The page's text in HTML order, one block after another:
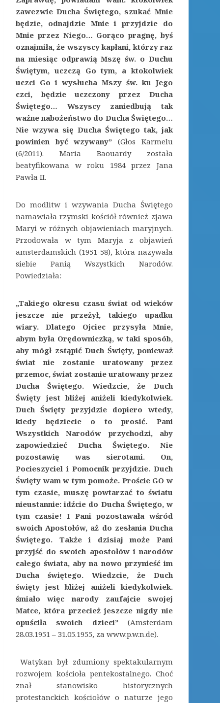
zawezwie Ducha Świętego, szukać Mnie
będzie, odnajdzie Mnie i przyjdzie do
Mnie przez Niego… Gorąco pragnę, byś
oznajmiła, że wszyscy kapłani, którzy raz
na miesiąc odprawią Mszę św. o Duchu
Świętym, uczczą Go tym, a ktokolwiek
uczci Go i wysłucha Mszy św. ku Jego
czci, będzie uczczony przez Ducha
Świętego… Wszyscy zaniedbują tak
ważne nabożeństwo do Ducha Świętego…
Nie wzywa się Ducha Świętego tak, jak
powinien być wzywany”(Głos Karmelu
(6/2011). Maria Baouardy została
beatyfikowana w roku 1984 przez Jana
Pawła II.
Do modlitw i wzywania Ducha Świętego
namawiała rzymski kościół również zjawa
Maryi w różnych objawieniach maryjnych.
Przodowała w tym Maryja z objawień
amsterdamskich (1951-58), która nazywała
siebie Panią Wszystkich Narodów.
Powiedziała:
„Takiego okresu czasu świat od wieków
jeszcze nie przeżył, takiego upadku
wiary. Dlatego Ojciec przysyła Mnie,
abym była Orędowniczką, w taki sposób,
aby mógł zstąpić Duch Święty, ponieważ
świat nie zostanie uratowany przez
przemoc, świat zostanie uratowany przez
Ducha Świętego. Wiedzcie, że Duch
Święty jest bliżej aniżeli kiedykolwiek.
Duch Święty przyjdzie dopiero wtedy,
kiedy będziecie o to prosić. Pani
Wszystkich Narodów przychodzi, aby
zapowiedzieć Ducha Świętego. Nie
pozostawię was sierotami. On,
Pocieszyciel i Pomocnik przyjdzie. Duch
Święty wam w tym pomoże. Proście GO w
tym czasie, muszę powtarzać to światu
nieustannie: idźcie do Ducha Świętego, w
tym czasie! I Pani pozostawała wśród
swoich Apostołów, aż do zesłania Ducha
Świętego. Także i dzisiaj może Pani
przyjść do swoich apostołów i narodów
całego świata, aby na nowo przynieść im
Ducha świętego. Wiedzcie, że Duch
święty jest bliżej aniżeli kiedykolwiek.
śmiało więc narody zaufajcie swojej
Matce, która przecież jeszcze nigdy nie
opuściła swoich dzieci” (Amsterdam
28.03.1951 – 31.05.1955, za www.p.w.n.de).
Watykan był zdumiony spektakularnym
rozwojem kościoła pentekostalnego. Choć
znał stanowisko historycznych
protestanckich kościołów o naturze jego